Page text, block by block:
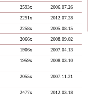
2593x
2006.07.26
2251x
2012.07.28
2258x
2005.08.15
2066x
2008.09.02
1906x
2007.04.13
1959x 2008.03.10
2055x 2007.11.21
2477x
2012.03.18